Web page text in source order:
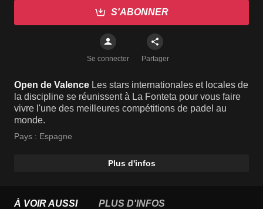
S'ABONNER
Se connecter Partager
Open de Valence Les stars internationales et locales de
la discipline se réunissent à La Fonteta pour vous faire
vivre l'une des meilleures compétitions de padel au
monde.
Pays : Espagne
Plus d'infos
À VOIR AUSSI PLUS D'INFOS